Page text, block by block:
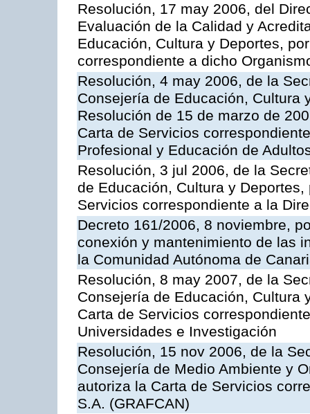
Resolución, 17 may 2006, del
Evaluación de la Calidad y
Educación, Cultura y Deportes,
correspondiente a dicho
Resolución, 4 may 2006, de la
Consejería de Educación, Cultura
Resolución de 15 de marzo de
Carta de Servicios
Profesional y Educación de
Resolución, 3 jul 2006, de la
de Educación, Cultura y
Servicios correspondiente a la
Decreto 161/2006, 8 noviembre,
conexión y mantenimiento de las
la Comunidad Autónoma de
Resolución, 8 may 2007, de la
Consejería de Educación, Cultura
Carta de Servicios
Universidades e Investigación
Resolución, 15 nov 2006, de la
Consejería de Medio Ambiente y
autoriza la Carta de Servicios
S.A. (GRAFCAN)